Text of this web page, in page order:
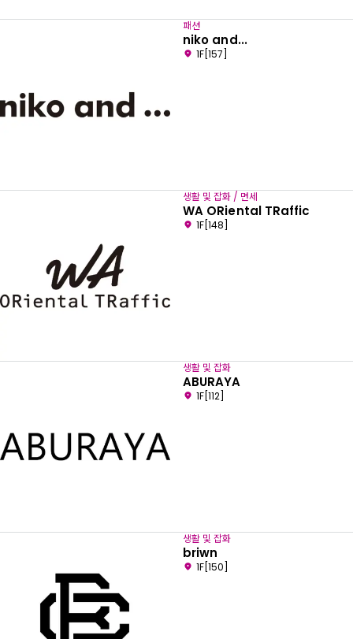
패션
niko and...
1F[157]
생활 및 잡화 / 면세
WA ORiental TRaffic
1F[148]
생활 및 잡화
ABURAYA
1F[112]
생활 및 잡화
briwn
1F[150]